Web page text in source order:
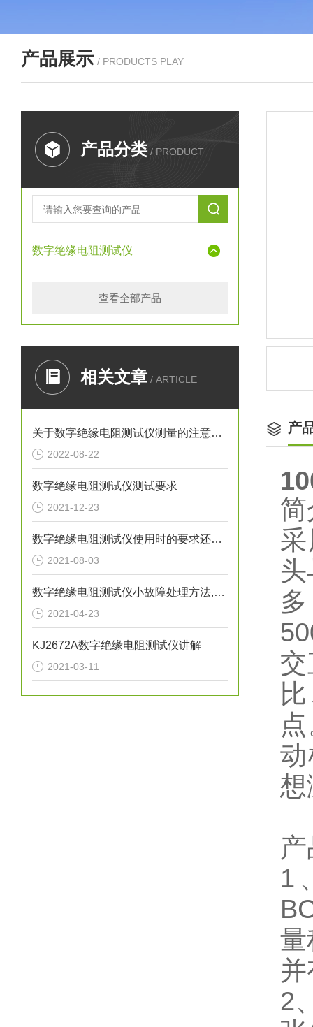
产品展示 / PRODUCTS PLAY
产品分类 / PRODUCT
数字绝缘电阻测试仪
查看全部产品
相关文章 / ARTICLE
关于数字绝缘电阻测试仪测量的注意事项，就差你不知道了
2022-08-22
数字绝缘电阻测试仪测试要求
2021-12-23
数字绝缘电阻测试仪使用时的要求还是有必要遵守的
2021-08-03
数字绝缘电阻测试仪小故障处理方法,有备无患!
2021-04-23
KJ2672A数字绝缘电阻测试仪讲解
2021-03-11
产
简
1
量
2